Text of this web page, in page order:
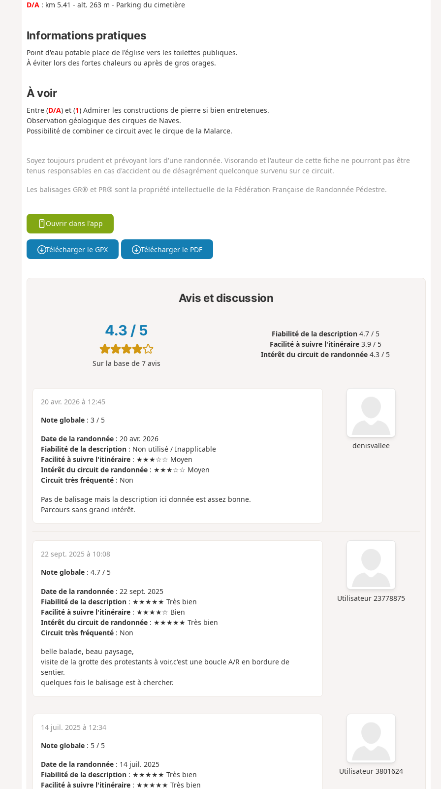
D/A: km 5.41 - alt. 263 m - Parking du cimetière
Informations pratiques
Point d'eau potable place de l'église vers les toilettes publiques.
À éviter lors des fortes chaleurs ou après de gros orages.
À voir
Entre (D/A) et (1) Admirer les constructions de pierre si bien entretenues.
Observation géologique des cirques de Naves.
Possibilité de combiner ce circuit avec le cirque de la Malarce.
Soyez toujours prudent et prévoyant lors d'une randonnée. Visorando et l'auteur de cette fiche ne pourront pas être
tenus responsables en cas d'accident ou de désagrément quelconque survenu sur ce circuit.
Les balisages GR® et PR® sont la propriété intellectuelle de la Fédération Française de Randonnée Pédestre.
Ouvrir dans l'app
Télécharger le GPX Télécharger le PDF
Avis et discussion
4.3 / 5
Sur la base de 7avis
Fiabilité de la description 4.7 / 5
Facilité à suivre l'itinéraire 3.9 / 5
Intérêt du circuit de randonnée 4.3 / 5
denisvallee
20 avr. 2026 à 12:45
Note globale: 3/ 5
Date de la randonnée: 20 avr. 2026
Fiabilité de la description: Non utilisé / Inapplicable
Facilité à suivre l'itinéraire: ★★★☆☆ Moyen
Intérêt du circuit de randonnée: ★★★☆☆ Moyen
Circuit très fréquenté: Non
Pas de balisage mais la description ici donnée est assez bonne.
Parcours sans grand intérêt.
Utilisateur 23778875
22 sept. 2025 à 10:08
Note globale: 4.7/ 5
Date de la randonnée: 22 sept. 2025
Fiabilité de la description: ★★★★★ Très bien
Facilité à suivre l'itinéraire: ★★★★☆ Bien
Intérêt du circuit de randonnée: ★★★★★ Très bien
Circuit très fréquenté: Non
belle balade, beau paysage,
visite de la grotte des protestants à voir,c'est une boucle A/R en bordure de
sentier.
quelques fois le balisage est à chercher.
Utilisateur 3801624
14 juil. 2025 à 12:34
Note globale: 5/ 5
Date de la randonnée: 14 juil. 2025
Fiabilité de la description: ★★★★★ Très bien
Facilité à suivre l'itinéraire: ★★★★★ Très bien